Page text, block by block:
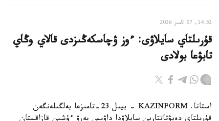
14:52, 07 تامىز 2026
قۇرىلتاي سايلاۋى: ءوز ۋچاسكەڭىزدى قالاي وڭاي
تابۋعا بولادى
استانا. KAZINFORM - بيىل 23-تامىزعا بەلگىلەنگەن